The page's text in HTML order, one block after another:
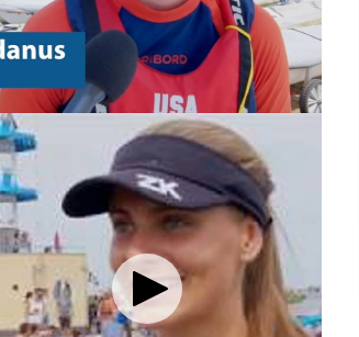
Interactieve plattegrond van
Sneek
Winkelen in Sneek
Bootverhuur